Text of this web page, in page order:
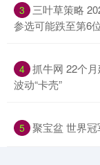
3
三叶草策略
参选可能跌至第6
4 抓牛网 22个
波动“卡壳”
5 聚宝盆 世界